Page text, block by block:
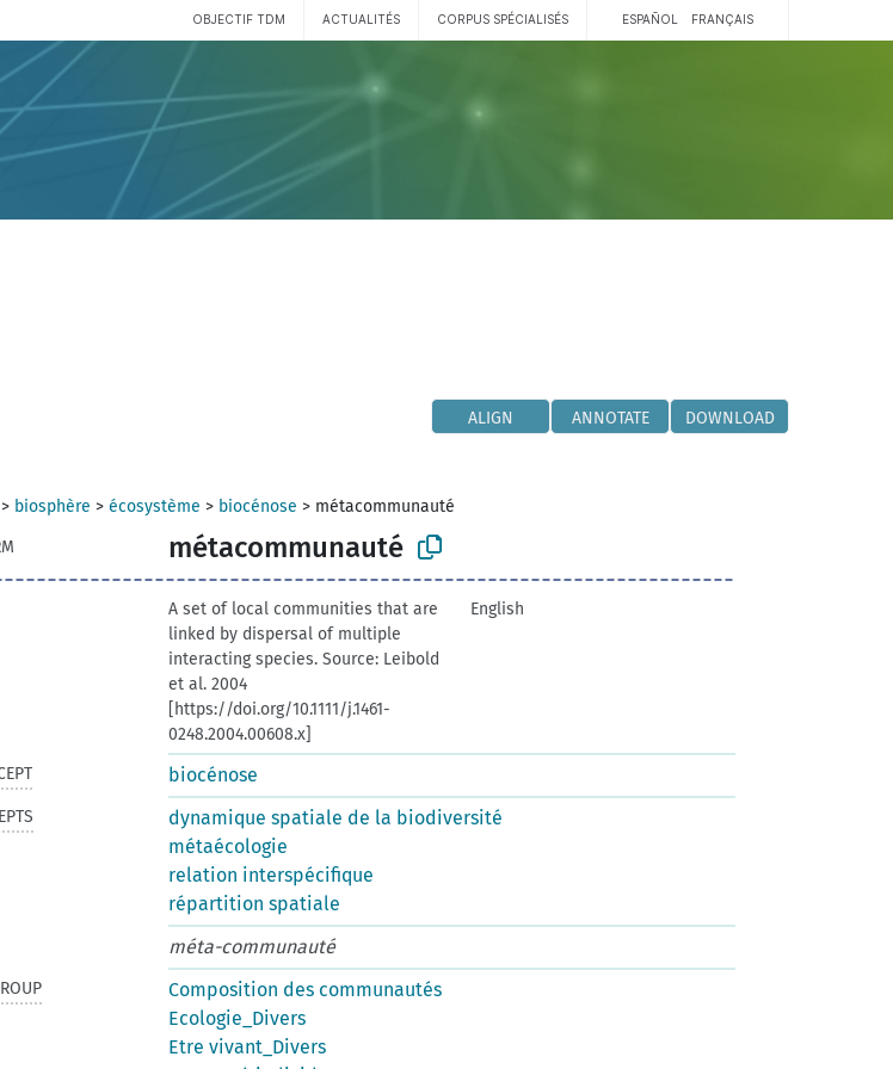
OBJECTIF TDM ACTUALITÉS CORPUS SPÉCIALISÉS ESPAÑOL FRANÇAIS
ALIGN ANNOTATE DOWNLOAD
> biosphère > écosystème > biocénose > métacommunauté
métacommunauté
A set of local communities that are
linked by dispersal of multiple
interacting species. Source: Leibold
et al. 2004
[https://doi.org/10.1111/j.1461-
0248.2004.00608.x]
English
biocénose
dynamique spatiale de la biodiversité
métaécologie
relation interspécifique
répartition spatiale
méta-communauté
Composition des communautés
Ecologie_Divers
Etre vivant_Divers